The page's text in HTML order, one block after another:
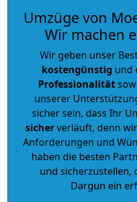
Umzüge von
Wir machen
Wir geben unser
kostengünstig und
Professionalität
unserer
sicher sein, dass Ihr
sicherverläuft, denn
Anforderungen und
haben die besten
und sicherzustellen,
Dargun ein